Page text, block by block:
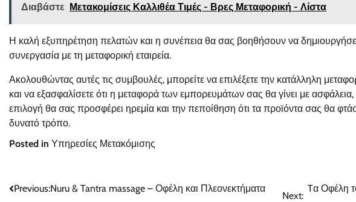
Διαβάστε Μετακομίσεις Καλλιθέα Τιμές - Βρες Μεταφορική - Λίστα
Η καλή εξυπηρέτηση πελατών και η συνέπεια θα σας βοηθήσουν να
συνεργασία με τη μεταφορική εταιρεία.
Ακολουθώντας αυτές τις συμβουλές, μπορείτε να επιλέξετε την κατάλληλη
και να εξασφαλίσετε ότι η μεταφορά των εμπορευμάτων σας θα γίνει με
επιλογή θα σας προσφέρει ηρεμία και την πεποίθηση ότι τα προϊόντα σας θα
δυνατό τρόπο.
Posted in Υπηρεσίες Μετακόμισης
Post
Previous:Nuru & Tantra massage – Οφέλη και Πλεονεκτήματα
Next:
Tα Οφέλη